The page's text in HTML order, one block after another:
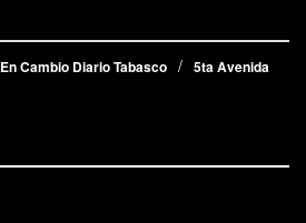
En Cambio Diario Tabasco
5ta Avenida